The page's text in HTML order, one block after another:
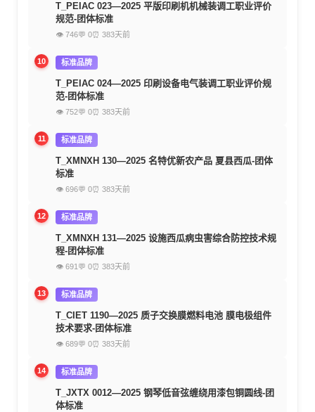
T_PEIAC 023—2025 平版印刷机机械装调工职业评价
规范-团体标准
👁 746💬 0⏰ 383天前
10 标准品牌
T_PEIAC 024—2025 印刷设备电气装调工职业评价规
范-团体标准
👁 752💬 0⏰ 383天前
11 标准品牌
T_XMNXH 130—2025 名特优新农产品 夏县西瓜-团体
标准
👁 696💬 0⏰ 383天前
12 标准品牌
T_XMNXH 131—2025 设施西瓜病虫害综合防控技术规
程-团体标准
👁 691 💬 0⏰ 383天前
13 标准品牌
T_CIET 1190—2025 质子交换膜燃料电池 膜电极组件
技术要求-团体标准
👁 689💬 0⏰ 383天前
14 标准品牌
T_JXTX 0012—2025 钢琴低音弦缠绕用漆包铜圆线-团
体标准